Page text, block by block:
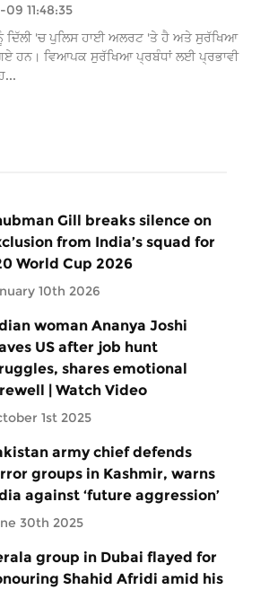
11:48:35
ਦਿੱਲੀ 'ਚ ਪੁਲਿਸ ਹਾਈ ਅਲਰਟ 'ਤੇ ਹੈ ਅਤੇ ਸੁਰੱਖਿਆ
ਹਨ। ਵਿਆਪਕ ਸੁਰੱਖਿਆ ਪ੍ਰਬੰਧਾਂ ਲਈ ਪ੍ਰਭਾਵੀ
Gill breaks silence on
from India’s squad for
World Cup 2026
10th 2026
woman Ananya Joshi
US after job hunt
shares emotional
| Watch Video
1st 2025
army chief defends
groups in Kashmir, warns
against ‘future aggression’
30th 2025
group in Dubai flayed for
Shahid Afridi amid his